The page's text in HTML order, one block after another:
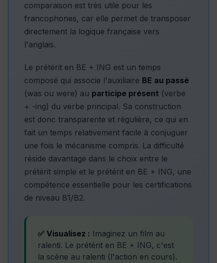
comparaison est très utile pour les
francophones, car elle permet de transposer
directement la logique française vers
l'anglais.
Le prétérit en BE + ING est un temps
composé qui associe l'auxiliaire BE au passé
(was ou were) au participe présent (verbe
+ -ing) du verbe principal. Sa construction
est donc transparente et régulière, ce qui en
fait un temps relativement facile à conjuguer
une fois le mécanisme compris. La difficulté
réside davantage dans le choix entre le
prétérit simple et le prétérit en BE + ING, une
compétence essentielle pour les certifications
de niveau B1/B2.
✅ Visualisez : Imaginez un film au
ralenti. Le prétérit en BE + ING, c'est
la scène au ralenti (l'action en cours).